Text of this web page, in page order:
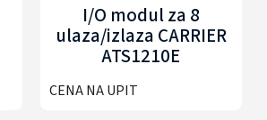
I/O modul za 8
ulaza/izlaza CARRIER
ATS1210E
CENA NA UPIT